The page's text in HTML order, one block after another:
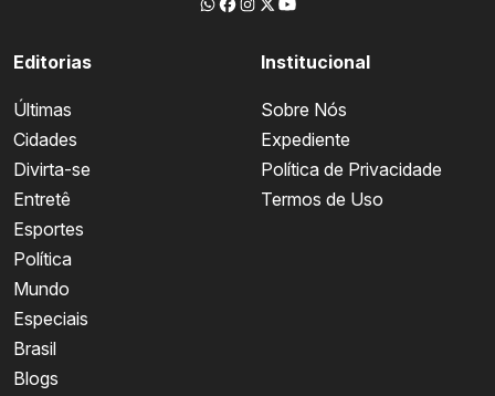
Editorias
Últimas
Cidades
Divirta-se
Entretê
Esportes
Política
Mundo
Especiais
Brasil
Blogs
Institucional
Sobre Nós
Expediente
Política de Privacidade
Termos de Uso